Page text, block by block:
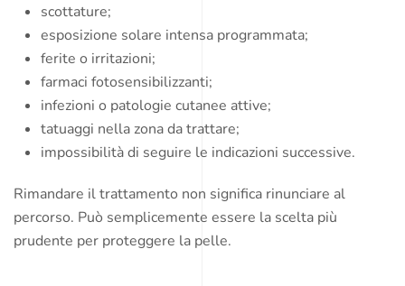
scottature;
esposizione solare intensa programmata;
ferite o irritazioni;
farmaci fotosensibilizzanti;
infezioni o patologie cutanee attive;
tatuaggi nella zona da trattare;
impossibilità di seguire le indicazioni successive.
Rimandare il trattamento non significa rinunciare al
percorso. Può semplicemente essere la scelta più
prudente per proteggere la pelle.